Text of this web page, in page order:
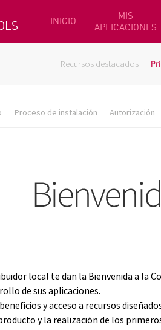
INICIO
MIS
APLICACIONES
Recursos destacados
Proceso de instalación Autorización
local te dan la Bienvenida a la
de sus aplicaciones.
y acceso a recursos
y la realización de los